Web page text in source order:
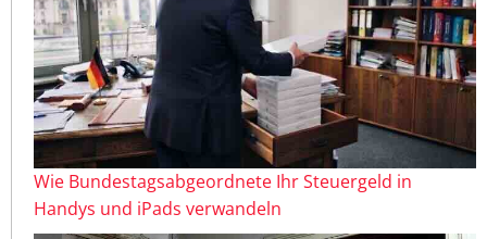
Wie Bundestagsabgeordnete Ihr Steuergeld in
Handys und iPads verwandeln